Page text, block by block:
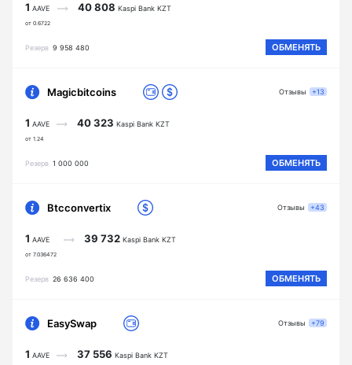
1 AAVE
от 0.6722
40 808 Kaspi Bank KZT
Резерв 9 958 480 ОБМЕНЯТЬ
Magicbitcoins
1 AAVE
от 1.24
40 323 Kaspi Bank KZT
Резерв 1 000 000 ОБМЕНЯТЬ
Отзывы +13
Btcconvertix
1 AAVE
от 7.036472
39 732 Kaspi Bank KZT
Резерв 26 636 400 ОБМЕНЯТЬ
Отзывы +43
EasySwap
1 AAVE 37 556 Kaspi Bank KZT
Отзывы +79